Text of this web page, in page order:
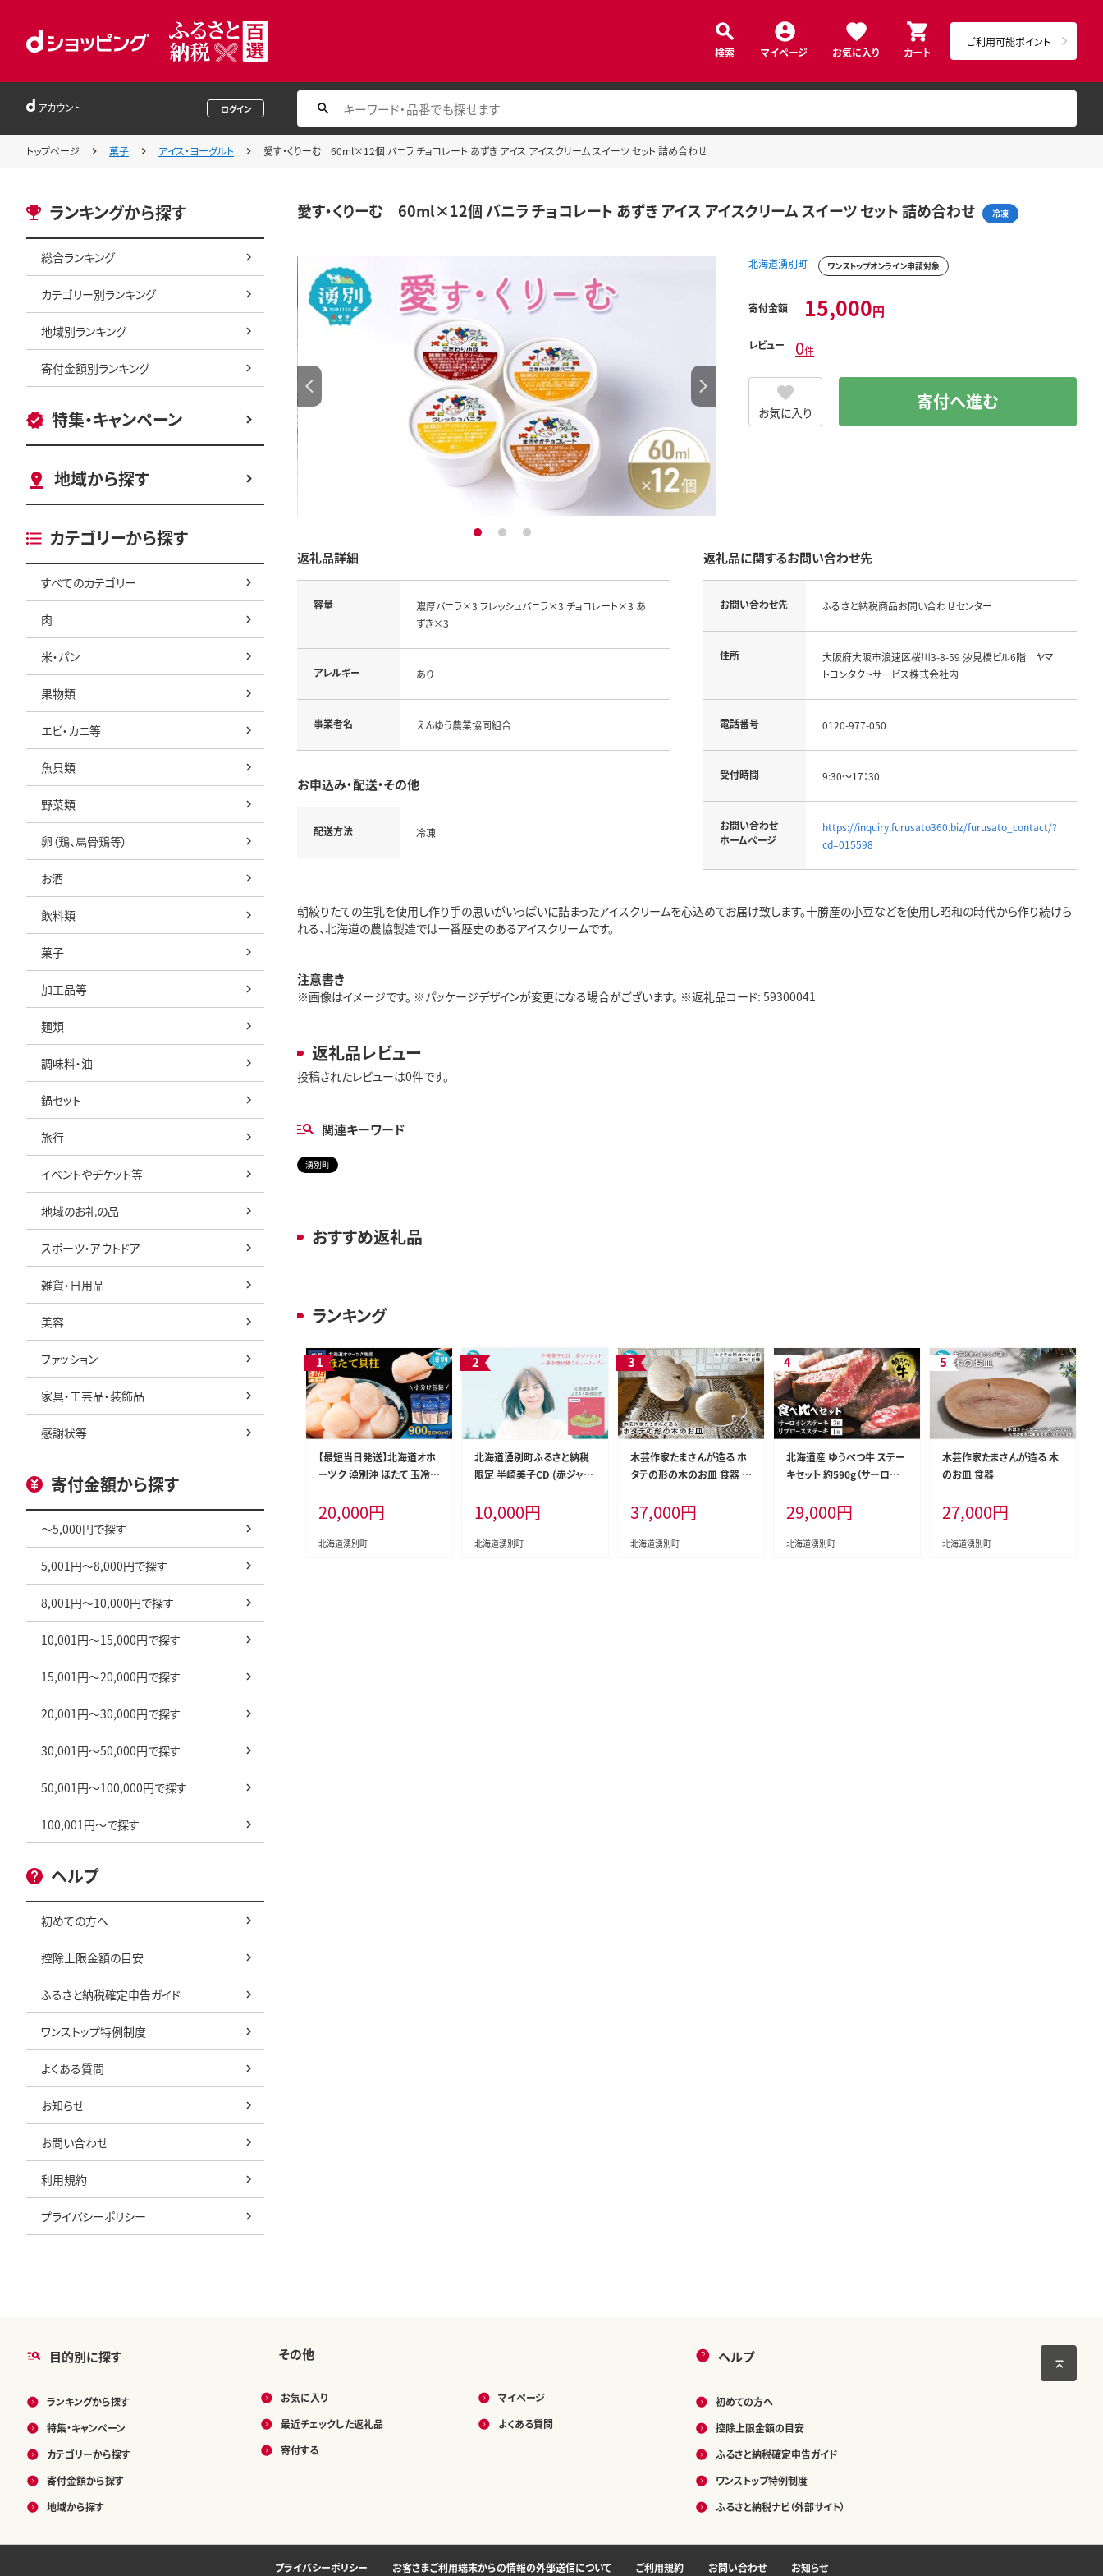
検索 マイページ お気に入り カート
ご利用可能ポイント
アカウント ログイン
トップページ 菓子 アイス・ヨーグルト 愛す・くりーむ 60ml×12個 バニラ チョコレート あずき アイス アイスクリーム スイーツ セット 詰め合わせ
ランキングから探す
総合ランキング
カテゴリー別ランキング
地域別ランキング
寄付金額別ランキング
特集・キャンペーン
地域から探す
カテゴリーから探す
すべてのカテゴリー
肉
米・パン
果物類
エビ・カニ等
魚貝類
野菜類
卵（鶏、烏骨鶏等）
お酒
飲料類
菓子
加工品等
麺類
調味料・油
鍋セット
旅行
イベントやチケット等
地域のお礼の品
スポーツ・アウトドア
雑貨・日用品
美容
ファッション
家具・工芸品・装飾品
感謝状等
寄付金額から探す
～5,000円で探す
5,001円～8,000円で探す
8,001円～10,000円で探す
10,001円～15,000円で探す
15,001円～20,000円で探す
20,001円～30,000円で探す
30,001円～50,000円で探す
50,001円～100,000円で探す
100,001円～で探す
ヘルプ
初めての方へ
控除上限金額の目安
ふるさと納税確定申告ガイド
ワンストップ特例制度
よくある質問
お知らせ
お問い合わせ
利用規約
プライバシーポリシー
愛す・くりーむ 60ml×12個 バニラ チョコレート あずき アイス アイスクリーム スイーツ セット 詰め合わせ 冷凍
1 2 3
北海道湧別町 ワンストップオンライン申請対象
寄付金額 15,000円
レビュー 0件
お気に入り 寄付へ進む
返礼品詳細
容量
濃厚バニラ×3 フレッシュバニラ×3 チョコレート×3 あ
ずき×3
アレルギー あり
事業者名 えんゆう農業協同組合
お申込み・配送・その他
配送方法 冷凍
返礼品に関するお問い合わせ先
お問い合わせ先 ふるさと納税商品お問い合わせセンター
住所
大阪府大阪市浪速区桜川3-8-59 汐見橋ビル6階 ヤマ
トコンタクトサービス株式会社内
電話番号 0120-977-050
受付時間 9:30～17：30
お問い合わせ
ホームページ
https://inquiry.furusato360.biz/furusato_contact/?
cd=015598
朝絞りたての生乳を使用し作り手の思いがいっぱいに詰まったアイスクリームを心込めてお届け致します。十勝産の小豆などを使用し昭和の時代から作り続けら
れる、北海道の農協製造では一番歴史のあるアイスクリームです。
注意書き
※画像はイメージです。 ※パッケージデザインが変更になる場合がございます。 ※返礼品コード: 59300041
返礼品レビュー
投稿されたレビューは0件です。
関連キーワード
湧別町
おすすめ返礼品
ランキング
【最短当日発送】北海道オホ
ーツク 湧別沖 ほたて 玉冷
×3P）【 ホタテ 帆立 ほたて
スタンドパック 海鮮 刺身 貝
貝柱 魚介 魚介類 冷凍 北海
20,000円
北海道湧別町
北海道湧別町ふるさと納税
限定 半崎美子CD (赤ジャケ
リップ～ 雑貨 日用品 地域の
お礼の品 カタログ シンガー
ソングライター 楽曲 作詞作
10,000円
北海道湧別町
木芸作家たまさんが造る ホ
タテの形の木のお皿 食器 工
37,000円
北海道湧別町
北海道産 ゆうべつ牛 ステー
キセット 約590g（サーロイン
ーキ1枚） サーロイン リブロ
ース ステーキ肉 お肉 牛肉
赤身 冷凍 湧別牛 冷凍 国産
29,000円
北海道湧別町
木芸作家たまさんが造る 木
のお皿 食器
27,000円
北海道湧別町
目的別に探す
ランキングから探す
特集・キャンペーン
カテゴリーから探す
寄付金額から探す
地域から探す
その他
お気に入り
最近チェックした返礼品
寄付する
マイページ
よくある質問
ヘルプ
初めての方へ
控除上限金額の目安
ふるさと納税確定申告ガイド
ワンストップ特例制度
ふるさと納税ナビ（外部サイト）
プライバシーポリシー お客さまご利用端末からの情報の外部送信について ご利用規約 お問い合わせ お知らせ